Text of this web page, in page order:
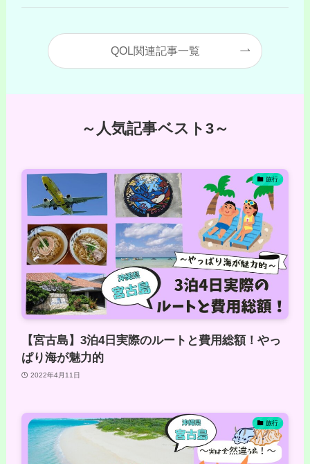
QOL関連記事一覧
～人気記事ベスト3～
旅行
【宮古島】3泊4日実際のルートと費用総額！やっ
ぱり海が魅力的
2022年4月11日
旅行